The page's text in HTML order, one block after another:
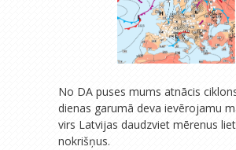
No DA puses mums atnācis
dienas garumā deva ievērojamu
virs Latvijas daudzviet mērenus
nokrišņus.